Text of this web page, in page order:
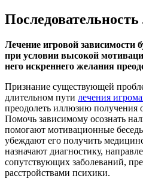
Лечение игровой зависимости
при условии высокой
него искреннего желания
Признание существующей
длительном пути лечения
преодолеть иллюзию
Помочь зависимому осознать
помогают мотивационные
убеждают его получить
назначают диагностику,
сопутствующих заболеваний,
расстройствами психики.